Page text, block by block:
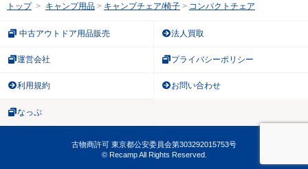
トップ キャンプ用品 キャンプチェア/椅子 コンパクトチェア
中古アウトドア用品販売 法人買取
運営会社 プライバシーポリシー
利用規約 お問い合わせ
なっぷ
古物商許可 東京都公安委員会第303292015753号
© Recamp All Rights Reserved.